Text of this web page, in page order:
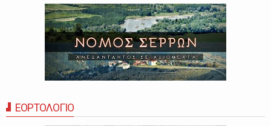
ΕΟΡΤΟΛΟΓΙΟ